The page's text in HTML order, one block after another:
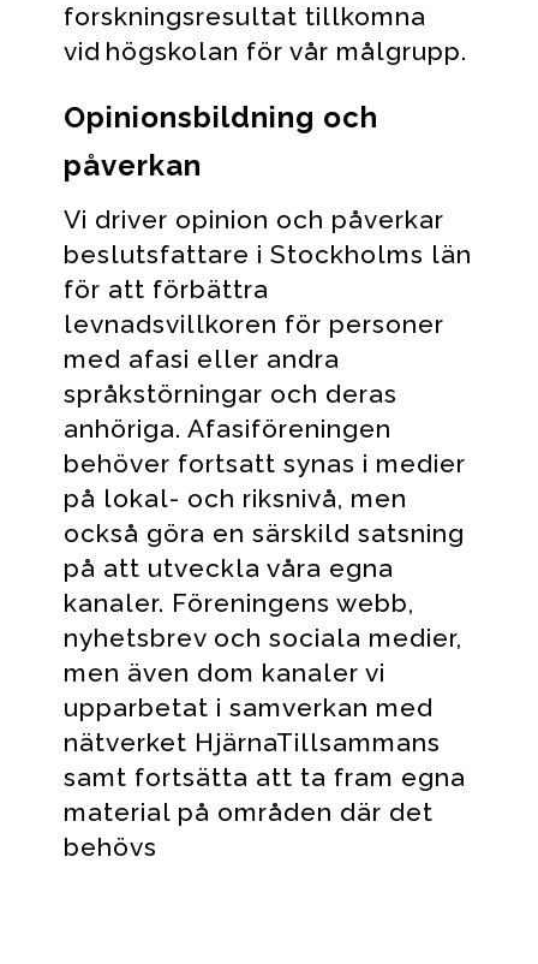
forskningsresultat tillkomna
vid högskolan för vår målgrupp.
Opinionsbildning och
påverkan
Vi driver opinion och påverkar
beslutsfattare i Stockholms län
för att förbättra
levnadsvillkoren för personer
med afasi eller andra
språkstörningar och deras
anhöriga. Afasiföreningen
behöver fortsatt synas i medier
på lokal- och riksnivå, men
också göra en särskild satsning
på att utveckla våra egna
kanaler. Föreningens webb,
nyhetsbrev och sociala medier,
men även dom kanaler vi
upparbetat i samverkan med
nätverket HjärnaTillsammans
samt fortsätta att ta fram egna
material på områden där det
behövs